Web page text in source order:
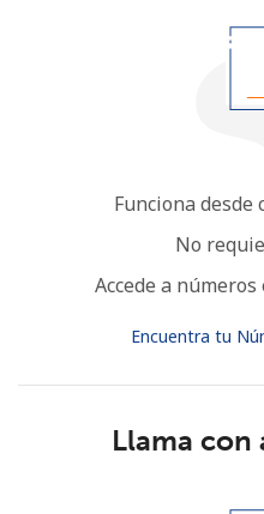
Funciona
No
Accede a
Encuentra tu
Llama con